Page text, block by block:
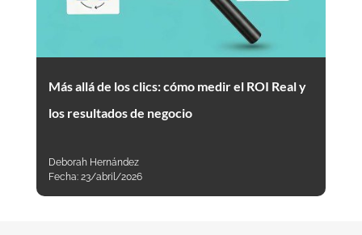
Más allá de los clics: cómo medir el ROI Real y
los resultados de negocio
Deborah Hernández
Fecha: 23/abril/2026